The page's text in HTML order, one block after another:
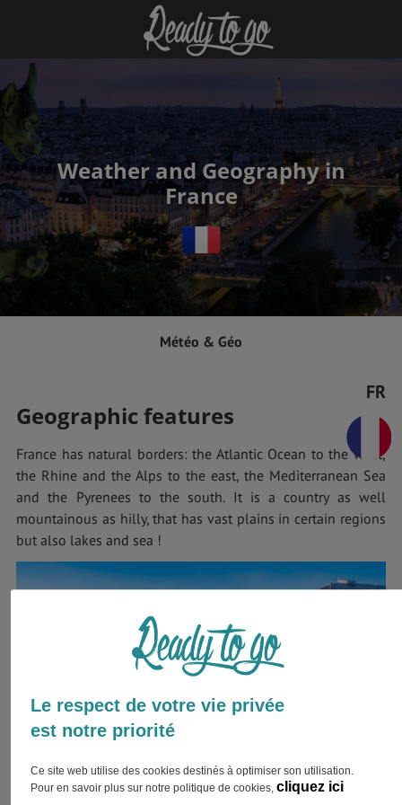
Weather and Geography in
France
Météo & Géo
FR
Geographic features
France has natural borders: the Atlantic Ocean to the west,
the Rhine and the Alps to the east, the Mediterranean Sea
and the Pyrenees to the south. It is a country as well
mountainous as hilly, that has vast plains in certain regions
but also lakes and sea !
Le respect de votre vie privée
est notre priorité
Ce site web utilise des cookies destinés à optimiser son utilisation.
Pour en savoir plus sur notre politique de cookies, cliquez ici